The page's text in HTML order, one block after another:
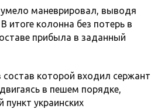
маневрировал, выводя
итоге колонна без потерь в
прибыла в заданный
которой входил сержант
в пешем порядке,
украинских